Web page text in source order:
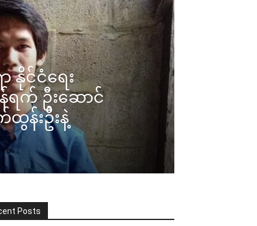
နိုင်ငံရေး
ရက် ဦးဆောင်
န်းဦးနဲ့
Posts